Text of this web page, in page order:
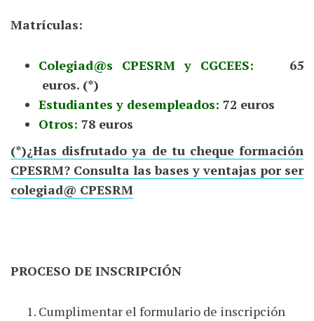
Matrículas:
Colegiad@s CPESRM y CGCEES:
65
euros. (*)
Estudiantes y desempleados: 72 euros
Otros: 78 euros
(*)¿Has disfrutado ya de tu cheque formación
CPESRM? Consulta las bases y ventajas por ser
colegiad@ CPESRM
PROCESO DE INSCRIPCIÓN
Cumplimentar el formulario de inscripción